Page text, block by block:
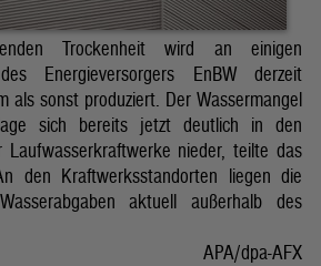
Trockenheit wird an einigen
Energieversorgers EnBW derzeit
als sonst produziert. Der Wassermangel
sich bereits jetzt deutlich in den
Laufwasserkraftwerke nieder, teilte das
den Kraftwerksstandorten liegen die
aktuell außerhalb des
APA/dpa-AFX